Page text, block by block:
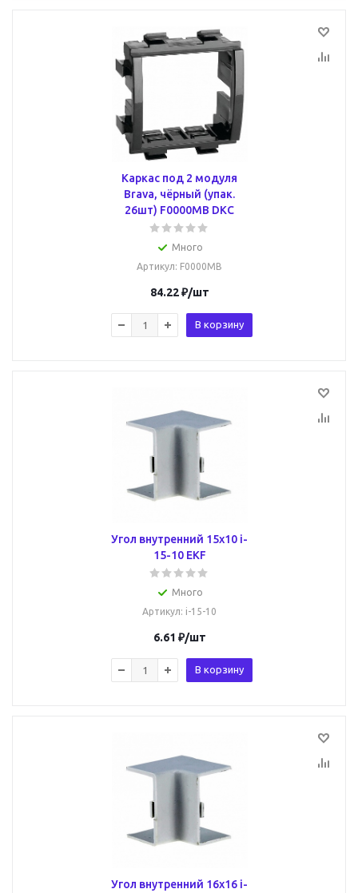
Каркас под 2 модуля
Brava, чёрный (упак.
26шт) F0000MB DKC
Много
Артикул: F0000MB
84.22₽/шт
В корзину
Угол внутренний 15х10 i-
15-10 EKF
Много
Артикул: i-15-10
6.61 ₽/шт
В корзину
Угол внутренний 16х16 i-